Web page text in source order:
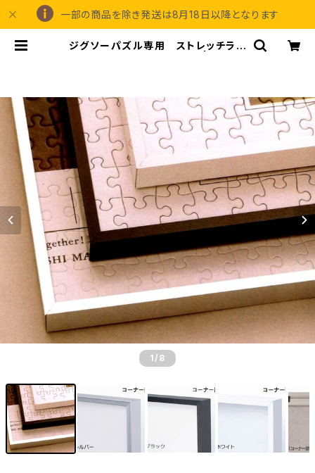
一部の商品を除き発送は8月18日以降となります
ジグソーパズル専用 ストレッチライ
1 /8